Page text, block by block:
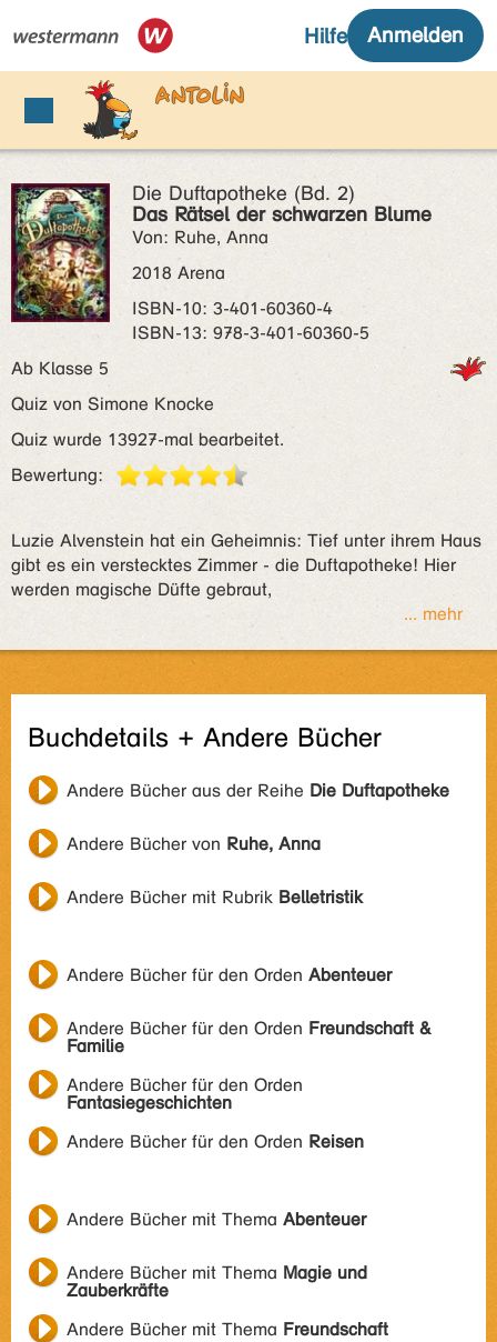
Die Duftapotheke (Bd. 2)
Das Rätsel der schwarzen Blume
Von: Ruhe, Anna
2018 Arena
ISBN‑10: 3-401-60360-4
ISBN‑13: 978-3-401-60360-5
Ab Klasse 5
Quiz von Simone Knocke
Quiz wurde 13927-mal bearbeitet.
Bewertung:
Luzie Alvenstein hat ein Geheimnis: Tief unter ihrem Haus
gibt es ein verstecktes Zimmer - die Duftapotheke! Hier
werden magische Düfte gebraut,
... mehr
Buchdetails + Andere Bücher
Andere Bücher aus der Reihe Die Duftapotheke
Andere Bücher von Ruhe, Anna
Andere Bücher mit Rubrik Belletristik
Andere Bücher für den Orden Abenteuer
Andere Bücher für den Orden Freundschaft &
Familie
Andere Bücher für den Orden
Fantasiegeschichten
Andere Bücher für den Orden Reisen
Andere Bücher mit Thema Abenteuer
Andere Bücher mit Thema Magie und
Zauberkräfte
Andere Bücher mit Thema Freundschaft